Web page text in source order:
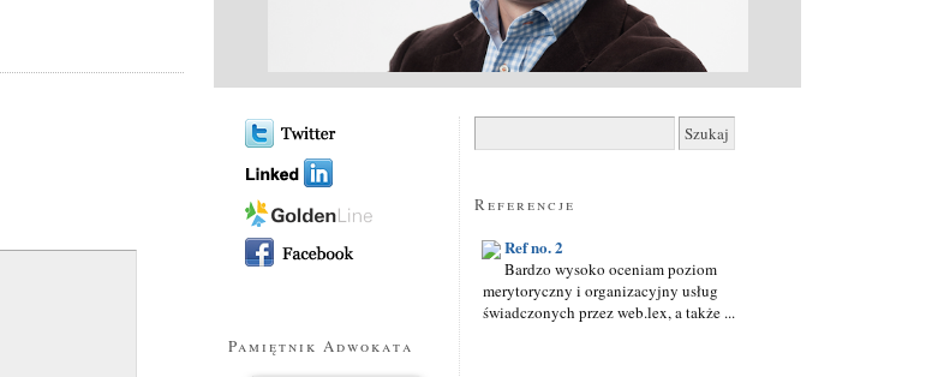
Pamiętnik Adwokata
Referencje
Bardzo wysoko oceniam poziom
merytoryczny i organizacyjny usług
świadczonych przez web.lex, a także ...